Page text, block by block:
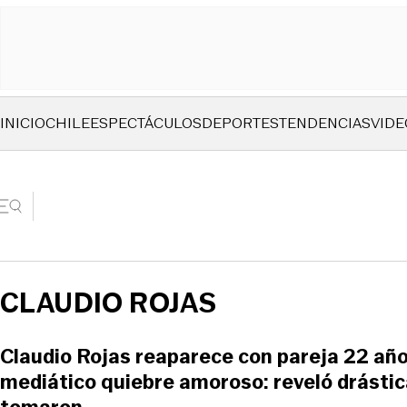
INICIOCHILEESPECTÁCULOSDEPORTESTENDENCIAS
CLAUDIO ROJAS
Claudio Rojas reaparece con pareja 22
mediático quiebre amoroso: reveló